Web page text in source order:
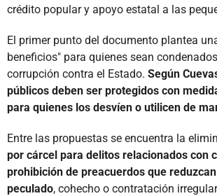
crédito popular y apoyo estatal a las
El primer punto del documento plantea
beneficios" para quienes sean
corrupción contra el Estado. Según
públicos deben ser protegidos con
para quienes los desvíen o utilicen de
Entre las propuestas se encuentra la
por cárcel para delitos relacionados con
prohibición de preacuerdos que
peculado, cohecho o contratación